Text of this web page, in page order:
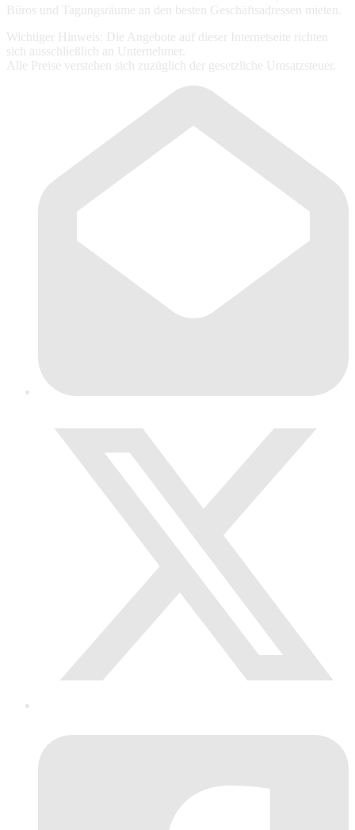
Büros und Tagungsräume an den besten Geschäftsadressen mieten.
Wichtiger Hinweis: Die Angebote auf dieser Internetseite richten
sich ausschließlich an Unternehmer.
Alle Preise verstehen sich zuzüglich der gesetzliche Umsatzsteuer.